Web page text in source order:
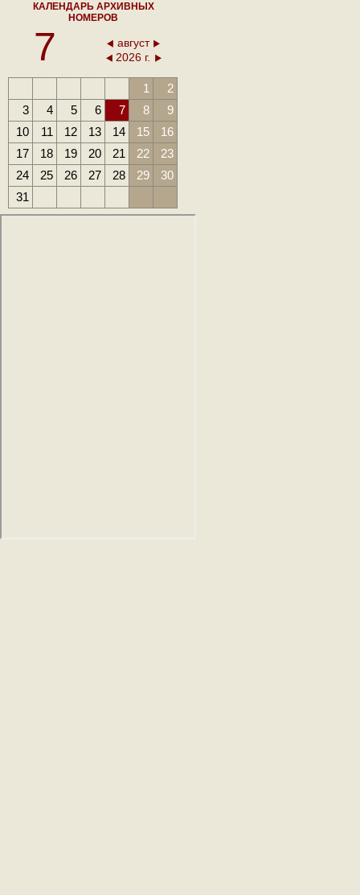
КАЛЕНДАРЬ АРХИВНЫХ
НОМЕРОВ
7
август
2026 г.
1
2
3
4 5 6 7 8
9
10
11 12 13 14 15
16
17
18 19 20 21 22
23
24
25 26 27 28 29
30
31